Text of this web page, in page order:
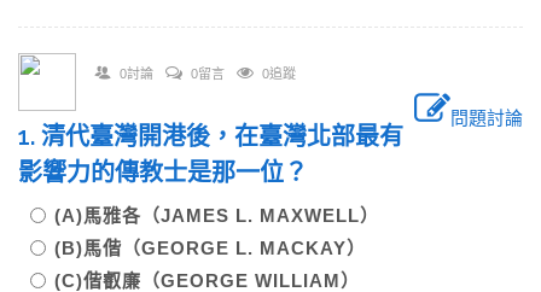
0討論 0留言 0追蹤
問題討論
1. 清代臺灣開港後，在臺灣北部最有
影響力的傳教士是那一位？
(A)馬雅各（JAMES L. MAXWELL）
(B)馬偕（GEORGE L. MACKAY）
(C)偕叡廉（GEORGE WILLIAM）